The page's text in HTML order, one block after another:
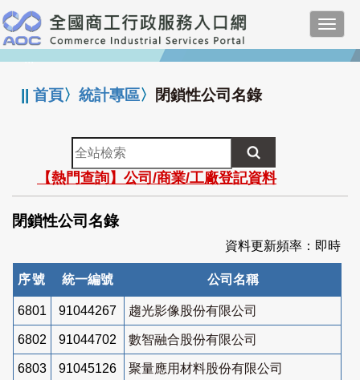
跳
到
主
要
:::
||首頁〉統計專區〉 閉鎖性公司名錄
全
站
檢
索
【熱門查詢】公司/商業/工廠登記資料
閉鎖性公司名錄
資料更新頻率：即時
序號 統一編號 公司名稱
6801 91044267 趨光影像股份有限公司
6802 91044702 數智融合股份有限公司
6803 91045126 聚量應用材料股份有限公司